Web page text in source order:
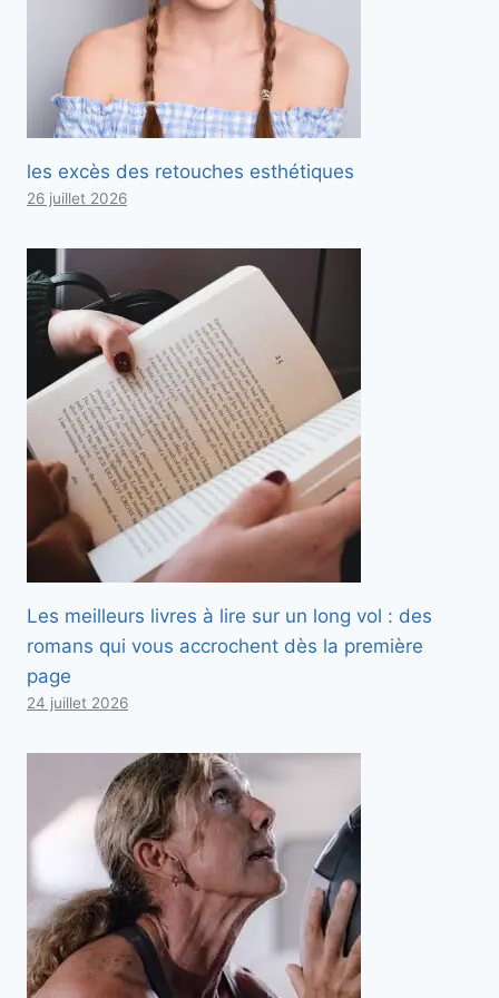
les excès des retouches esthétiques
26 juillet 2026
Les meilleurs livres à lire sur un long vol : des
romans qui vous accrochent dès la première
page
24 juillet 2026